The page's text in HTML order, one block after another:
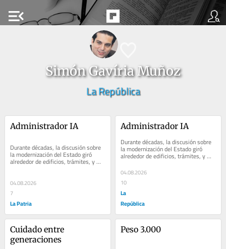
menu_open
Simón Gavíria Muñoz
La República
Administrador IA
Durante décadas, la discusión sobre
la modernización del Estado giró
alrededor de edificios, trámites, y
reformas administrativas. Hoy la...
04.08.2026
7
La Patria
Administrador IA
Durante décadas, la discusión sobre
la modernización del Estado giró
alrededor de edificios, trámites, y
reformas administrativas. Hoy la...
04.08.2026
10
La
República
Cuidado entre
generaciones
Peso 3.000